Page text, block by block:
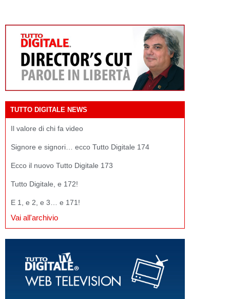
TUTTO DIGITALE NEWS
Il valore di chi fa video
Signore e signori… ecco Tutto Digitale 174
Ecco il nuovo Tutto Digitale 173
Tutto Digitale, e 172!
E 1, e 2, e 3… e 171!
Vai all'archivio